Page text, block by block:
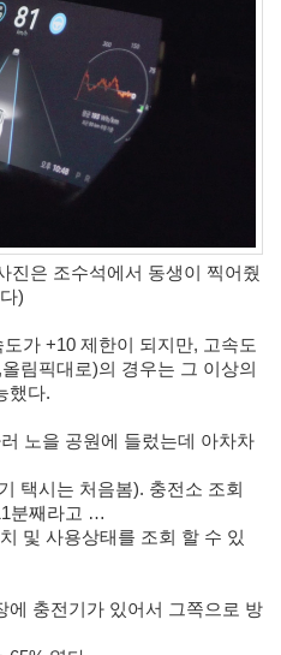
진은 조수석에서 동생이 찍어줬
다)
가 +10 제한이 되지만, 고속도
림픽대로)의 경우는 그 이상의
했다.
노을 공원에 들렀는데 아차차
택시는 처음봄). 충전소 조회
분째라고 …
및 사용상태를 조회 할 수 있
에 충전기가 있어서 그쪽으로 방